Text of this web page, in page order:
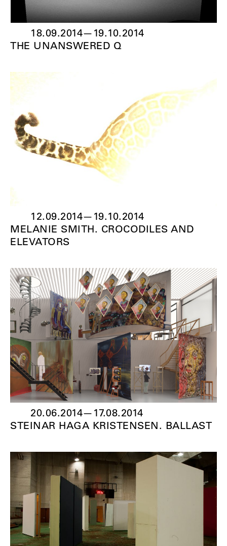
18.09.2014— 19.10.2014
THE UNANSWERED Q
12.09.2014— 19.10.2014
MELANIE SMITH. CROCODILES AND
ELEVATORS
20.06.2014— 17.08.2014
STEINAR HAGA KRISTENSEN. BALLAST